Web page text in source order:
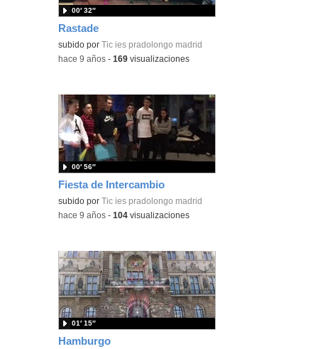
Rastade
subido porTic ies pradolongo madrid
00′ 32″
-hace 9 años -169 visualizaciones
Fiesta de Intercambio
subido porTic ies pradolongo madrid
00′ 56″
-hace 9 años -104 visualizaciones
Hamburgo
01′ 15″